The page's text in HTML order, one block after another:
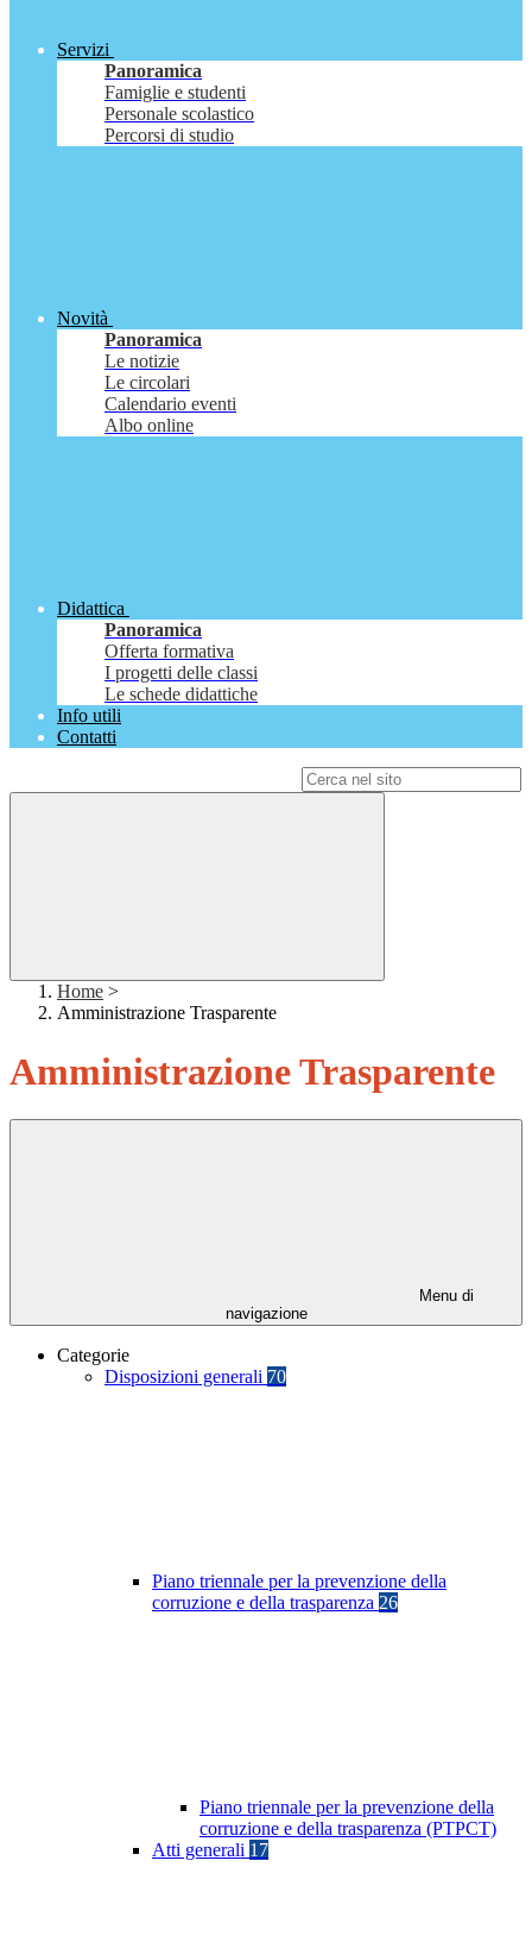
Servizi
Panoramica
Famiglie e studenti
Personale scolastico
Percorsi di studio
Novità
Panoramica
Le notizie
Le circolari
Calendario eventi
Albo online
Didattica
Panoramica
Offerta formativa
I progetti delle classi
Le schede didattiche
Info utili
Contatti
Home >
Amministrazione Trasparente
Amministrazione Trasparente
Menu di
navigazione
Categorie
Disposizioni generali 70
Piano triennale per la prevenzione della
corruzione e della trasparenza 26
Piano triennale per la prevenzione della
corruzione e della trasparenza (PTPCT)
Atti generali 17